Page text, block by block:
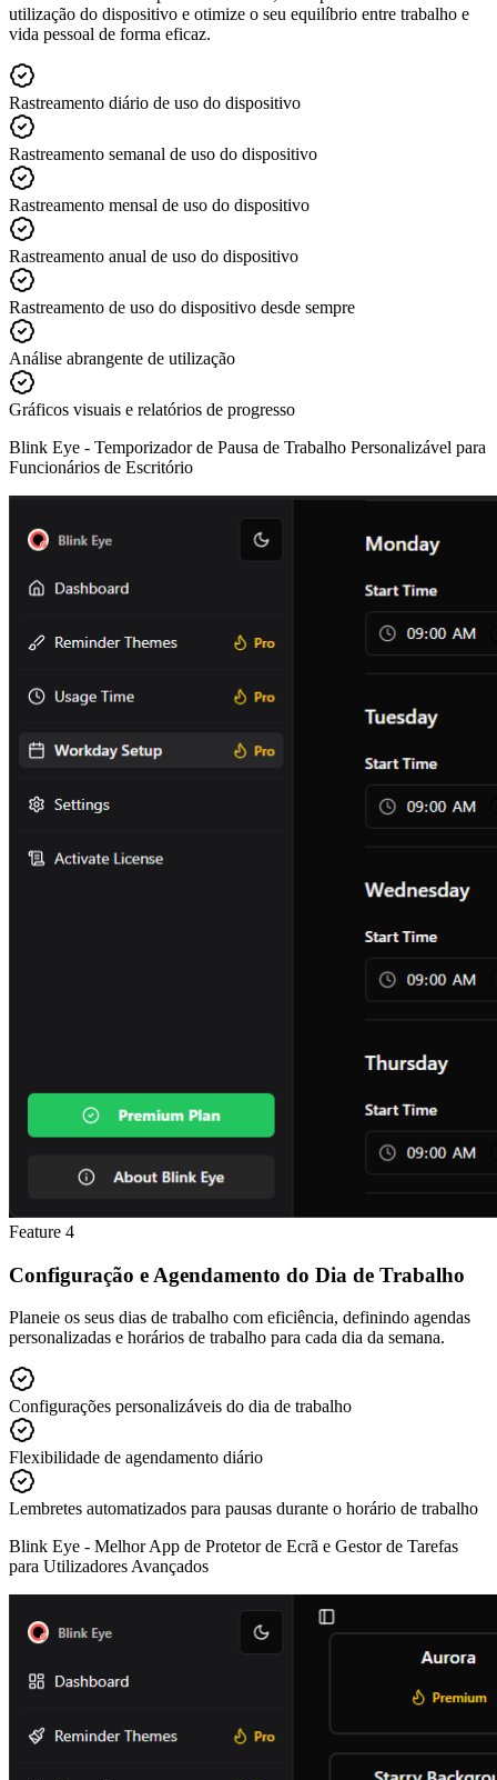
utilização do dispositivo e otimize o seu equilíbrio entre trabalho e
vida pessoal de forma eficaz.
Rastreamento diário de uso do dispositivo
Rastreamento semanal de uso do dispositivo
Rastreamento mensal de uso do dispositivo
Rastreamento anual de uso do dispositivo
Rastreamento de uso do dispositivo desde sempre
Análise abrangente de utilização
Gráficos visuais e relatórios de progresso
Blink Eye - Temporizador de Pausa de Trabalho Personalizável para
Funcionários de Escritório
Feature 4
Configuração e Agendamento do Dia de Trabalho
Planeie os seus dias de trabalho com eficiência, definindo agendas
personalizadas e horários de trabalho para cada dia da semana.
Configurações personalizáveis do dia de trabalho
Flexibilidade de agendamento diário
Lembretes automatizados para pausas durante o horário de trabalho
Blink Eye - Melhor App de Protetor de Ecrã e Gestor de Tarefas
para Utilizadores Avançados